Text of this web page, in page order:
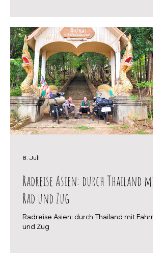
Radreise Asien: durch Thailand mit
Rad und Zug
Radreise Asien: durch Thailand mit Fahrrad
und Zug
8. Juli